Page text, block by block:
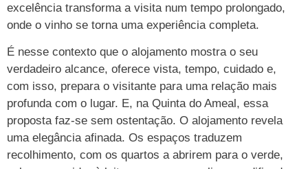
excelência transforma a visita num tempo prolongado,
onde o vinho se torna uma experiência completa.
É nesse contexto que o alojamento mostra o seu
verdadeiro alcance, oferece vista, tempo, cuidado e,
com isso, prepara o visitante para uma relação mais
profunda com o lugar. E, na Quinta do Ameal, essa
proposta faz-se sem ostentação. O alojamento revela
uma elegância afinada. Os espaços traduzem
recolhimento, com os quartos a abrirem para o verde,